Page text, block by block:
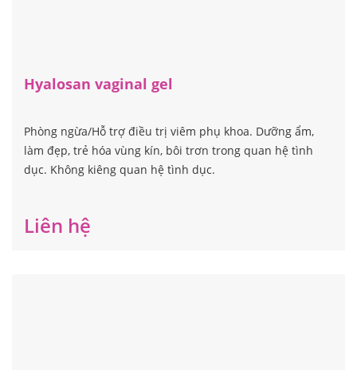
Hyalosan vaginal gel
Phòng ngừa/Hỗ trợ điều trị viêm phụ khoa. Dưỡng ẩm,
làm đẹp, trẻ hóa vùng kín, bôi trơn trong quan hệ tình
dục. Không kiêng quan hệ tình dục.
Liên hệ